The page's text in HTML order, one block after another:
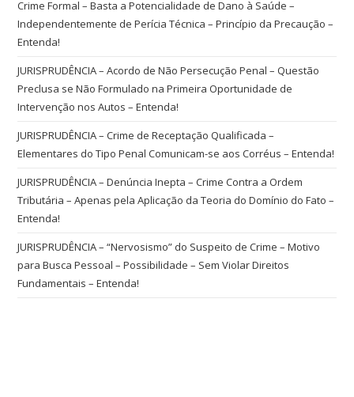
Crime Formal – Basta a Potencialidade de Dano à Saúde –
Independentemente de Perícia Técnica – Princípio da Precaução –
Entenda!
JURISPRUDÊNCIA – Acordo de Não Persecução Penal – Questão
Preclusa se Não Formulado na Primeira Oportunidade de
Intervenção nos Autos – Entenda!
JURISPRUDÊNCIA – Crime de Receptação Qualificada –
Elementares do Tipo Penal Comunicam-se aos Corréus – Entenda!
JURISPRUDÊNCIA – Denúncia Inepta – Crime Contra a Ordem
Tributária – Apenas pela Aplicação da Teoria do Domínio do Fato –
Entenda!
JURISPRUDÊNCIA – “Nervosismo” do Suspeito de Crime – Motivo
para Busca Pessoal – Possibilidade – Sem Violar Direitos
Fundamentais – Entenda!